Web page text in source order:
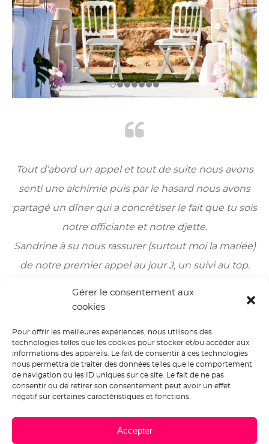
Gérer le consentement aux
cookies
Pour offrir les meilleures expériences, nous utilisons des
technologies telles que les cookies pour stocker et/ou accéder aux
informations des appareils. Le fait de consentir à ces technologies
nous permettra de traiter des données telles que le comportement
de navigation ou les ID uniques sur ce site. Le fait de ne pas
consentir ou de retirer son consentement peut avoir un effet
négatif sur certaines caractéristiques et fonctions.
Accepter
Tout d’abord un appel et tout de suite nous avons
senti une alchimie puis par le hasard nous avons
partagé un dîner qui a concrétiser le fait que tu sois
notre officiante et notre djette.
Sandrine à su nous rassurer (surtout moi la mariée)
de notre premier appel au jour J, un suivi au top.
feu, a l’écoute et disponible.
rencontre, vivement la prochaine presta.
Je recommande vivement Mes Petites Musiques.
Sophie etFranck